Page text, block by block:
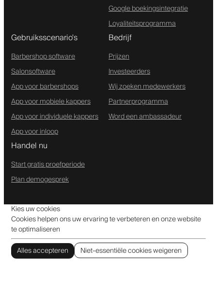
Google boekingsintegratie
Loyaliteitsprogramma
Gebruiksscenario's
Barbershop software
Salonsoftware
App voor barbershops
App voor mobiele kappers
App voor individuele kappers
App voor inloop
Bedrijf
Prijzen
Investeerders
Wij zoeken medewerkers
Partnerprogramma
Word een ambassadeur
Handel nu
Start gratis proefperiode
Plan demogesprek
Kies uw cookies
Cookies helpen ons uw ervaring te verbeteren en onze website
te optimaliseren
Alles accepteren
Niet-essentiële cookies weigeren